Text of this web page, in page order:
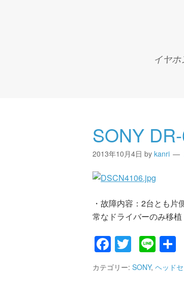
イヤ
SONY
2013年10月4日 by kanri
・故障内容：2台とも
常なドライバーのみ移植
Facebook
Twitter
Line
カテゴリー: SONY, ヘッド